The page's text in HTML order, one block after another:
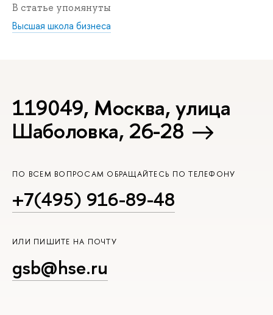
В статье упомянуты
Высшая школа бизнеса
119049, Москва, улица
Шаболовка, 26-28
ПО ВСЕМ ВОПРОСАМ ОБРАЩАЙТЕСЬ ПО ТЕЛЕФОНУ
+7(495) 916-89-48
ИЛИ ПИШИТЕ НА ПОЧТУ
gsb@hse.ru